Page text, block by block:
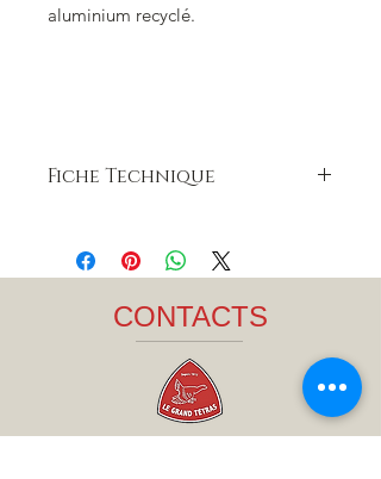
aluminium recyclé.
Fiche Technique
Profondeur: 13 cm
Fermeture mécanique
avec joint d'étanchéité
(conformément à la
réglementation en vigueur)
CONTACTS